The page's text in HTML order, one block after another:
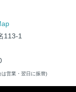
113-1
は営業・翌日に振替)